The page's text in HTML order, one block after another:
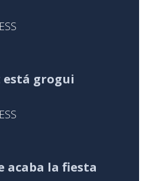
está grogui
acaba la fiesta